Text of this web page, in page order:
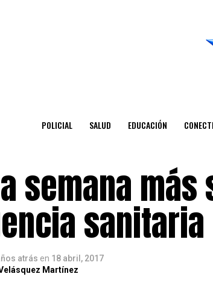
POLICIAL SALUD EDUCACIÓN
semana
sanitaria
atrás en 18 abril, 2017
Martínez